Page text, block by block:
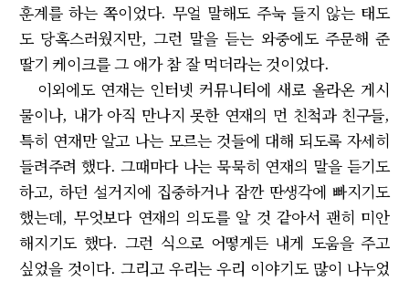
훈계를 하는 쪽이었다. 무얼 말해도 주눅 들지 않는 태도
도 당혹스러웠지만, 그런 말을 듣는 와중에도 주문해 준
딸기 케이크를 그 애가 참 잘 먹더라는 것이었다.
이외에도 연재는 인터넷 커뮤니티에 새로 올라온 게시
물이나, 내가 아직 만나지 못한 연재의 먼 친척과 친구들,
특히 연재만 알고 나는 모르는 것들에 대해 되도록 자세히
들려주려 했다. 그때마다 나는 묵묵히 연재의 말을 듣기도
하고, 하던 설거지에 집중하거나 잠깐 딴생각에 빠지기도
했는데, 무엇보다 연재의 의도를 알 것 같아서 괜히 미안
해지기도 했다. 그런 식으로 어떻게든 내게 도움을 주고
싶었을 것이다. 그리고 우리는 우리 이야기도 많이 나누었